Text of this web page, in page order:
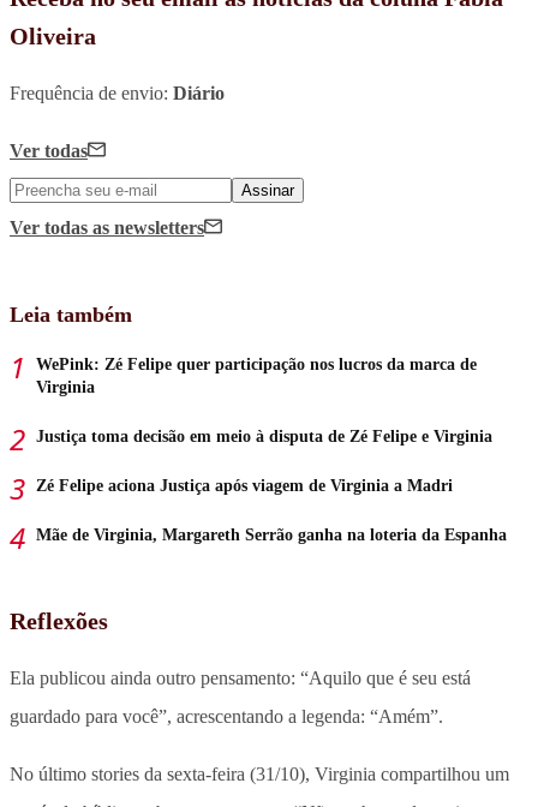
Oliveira
Frequência de envio: Diário
Ver todas
Assinar
Ver todas as newsletters
Leia também
WePink: Zé Felipe quer participação nos lucros da marca de
Virginia
Justiça toma decisão em meio à disputa de Zé Felipe e Virginia
Zé Felipe aciona Justiça após viagem de Virginia a Madri
Mãe de Virginia, Margareth Serrão ganha na loteria da Espanha
Reflexões
Ela publicou ainda outro pensamento: “Aquilo que é seu está
guardado para você”, acrescentando a legenda: “Amém”.
No último stories da sexta-feira (31/10), Virginia compartilhou um